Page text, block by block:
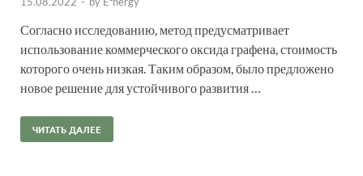
Согласно исследованию, метод предусматривает
использование коммерческого оксида графена, стоимость
которого очень низкая. Таким образом, было предложено
новое решение для устойчивого развития …
ЧИТАТЬ ДАЛЕЕ